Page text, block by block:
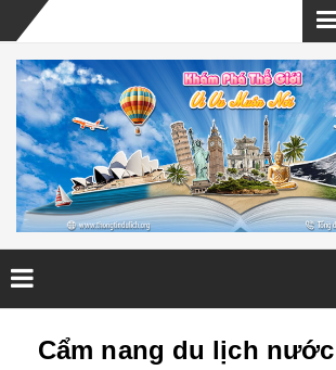
Skip
to
Cẩm nang du lịch